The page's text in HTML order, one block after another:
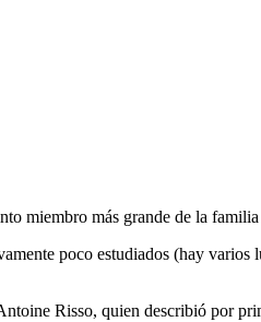
miembro más grande de la familia
poco estudiados (hay
Risso, quien describió por